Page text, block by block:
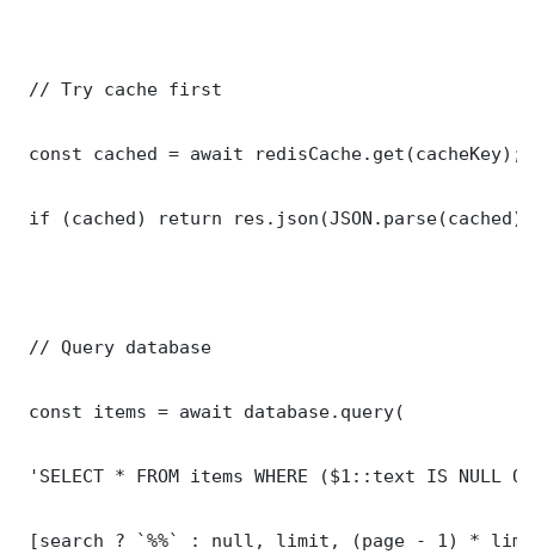
// Try cache first
const cached = await redisCache.get(cacheKey);
if (cached) return
// Query database
const items = await database.query(
'SELECT * FROM items WHERE ($1::text IS NULL
[search ? `%%` : null, limit, (page - 1) *